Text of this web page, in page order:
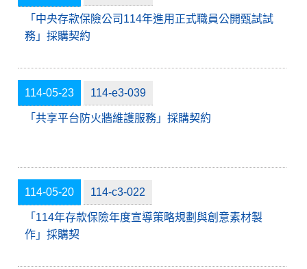
「中央存款保險公司114年進用正式職員公開甄試試
務」採購契約
114-05-23
「共享平台防火牆維護服務」採購契約
114-e3-039
114-05-20
「114年存款保險年度宣導策略規劃與創意素材製
作」採購契
114-c3-022